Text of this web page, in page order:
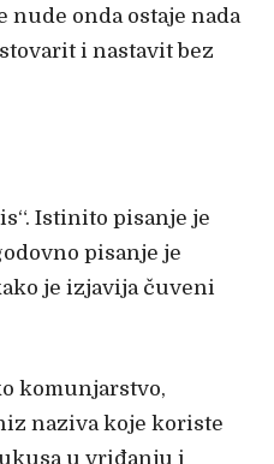
onda ostaje nada
i nastavit bez
Istinito pisanje je
pisanje je
je izjavija čuveni
komunjarstvo,
naziva koje koriste
u vriđanju i